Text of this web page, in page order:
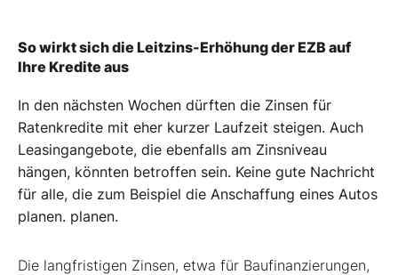
So wirkt sich die Leitzins-Erhöhung der EZB auf
Ihre Kredite aus
In den nächsten Wochen dürften die Zinsen für
Ratenkredite mit eher kurzer Laufzeit steigen. Auch
Leasingangebote, die ebenfalls am Zinsniveau
hängen, könnten betroffen sein. Keine gute Nachricht
für alle, die zum Beispiel die Anschaffung eines Autos
planen. planen.
Die langfristigen Zinsen, etwa für Baufinanzierungen,